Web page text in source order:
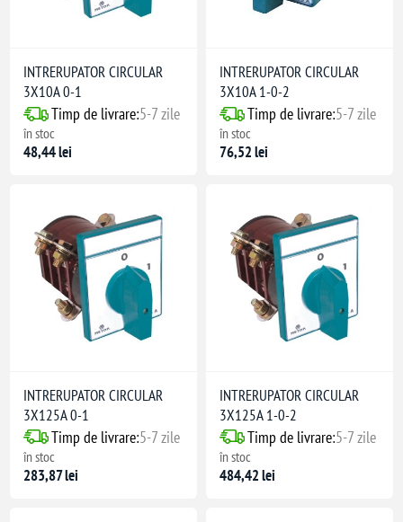
INTRERUPATOR CIRCULAR
3X10A 0-1
Timp de livrare:5-7 zile
în stoc
48,44 lei
INTRERUPATOR CIRCULAR
3X10A 1-0-2
Timp de livrare:5-7 zile
în stoc
76,52 lei
INTRERUPATOR CIRCULAR
3X125A 0-1
Timp de livrare:5-7 zile
în stoc
283,87 lei
INTRERUPATOR CIRCULAR
3X125A 1-0-2
Timp de livrare:5-7 zile
în stoc
484,42 lei